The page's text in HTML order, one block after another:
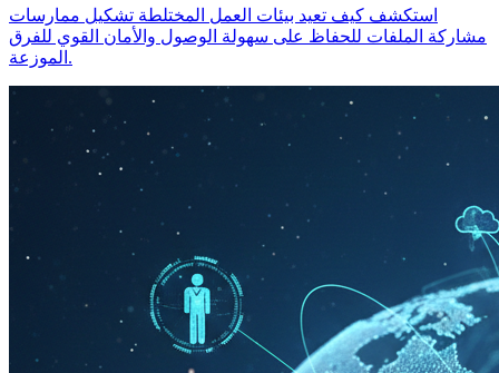
استكشف كيف تعيد بيئات العمل المختلطة تشكيل ممارسات
مشاركة الملفات للحفاظ على سهولة الوصول والأمان القوي للفرق
الموزعة.